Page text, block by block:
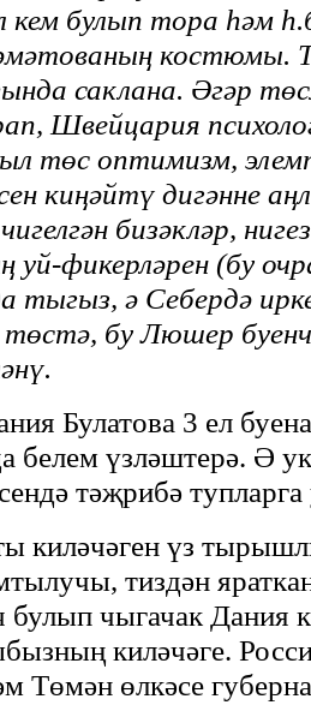
кем булып тора һәм
костюмы.
саклана. Әгәр
Швейцария
төс оптимизм,
киңәйтү дигәнне
бизәкләр,
фикерләрен (бу
тыгыз, ә Себердә
төстә, бу Люшер
Булатова 3 ел
белем үзләштерә. Ә
тәҗрибә
киләчәген үз
тиздән
булып чыгачак Дания
киләчәге.
Төмән өлкәсе